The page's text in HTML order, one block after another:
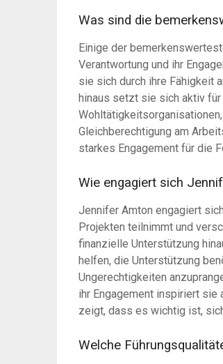
Was sind die
Einige der
Verantwortung und ihr
sie sich durch ihre Fähigkeit
hinaus setzt sie sich aktiv
Gleichberechtigung am
starkes Engagement für die
Wie engagiert sich
Jennifer Amton engagiert
Projekten teilnimmt und
finanzielle Unterstützung
helfen, die Unterstützung
Ungerechtigkeiten
ihr Engagement inspiriert sie
zeigt, dass es wichtig ist,
Welche